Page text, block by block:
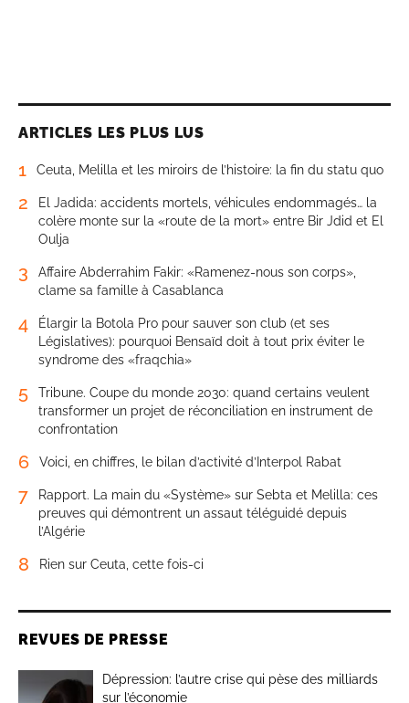
ARTICLES LES PLUS LUS
1 Ceuta, Melilla et les miroirs de l’histoire: la fin du statu quo
2
El Jadida: accidents mortels, véhicules endommagés… la
colère monte sur la «route de la mort» entre Bir Jdid et El
Oulja
3
Affaire Abderrahim Fakir: «Ramenez-nous son corps»,
clame sa famille à Casablanca
4
Élargir la Botola Pro pour sauver son club (et ses
Législatives): pourquoi Bensaïd doit à tout prix éviter le
syndrome des «fraqchia»
5
Tribune. Coupe du monde 2030: quand certains veulent
transformer un projet de réconciliation en instrument de
confrontation
6 Voici, en chiffres, le bilan d’activité d’Interpol Rabat
7
Rapport. La main du «Système» sur Sebta et Melilla: ces
preuves qui démontrent un assaut téléguidé depuis
l’Algérie
8 Rien sur Ceuta, cette fois-ci
REVUES DE PRESSE
Dépression: l’autre crise qui pèse des milliards
sur l’économie